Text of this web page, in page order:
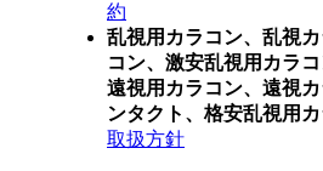
約
乱視用カラコン、乱視
コン、激安乱視用カラ
遠視用カラコン、遠視
ンタクト、格安乱視用
取扱方針